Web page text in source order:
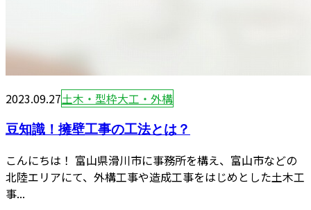
2023.09.27土木・型枠大工・外構
豆知識！擁壁工事の工法とは？
こんにちは！ 富山県滑川市に事務所を構え、富山市などの
北陸エリアにて、外構工事や造成工事をはじめとした土木工
事...